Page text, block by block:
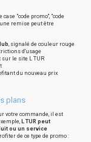
"code promo", "code
remise peut être
, signalé de couleur rouge
d'usage
sur le site L TUR
du nouveau prix
plans
votre commande, il est
L TUR peut
ou un service
de ce type de promo :